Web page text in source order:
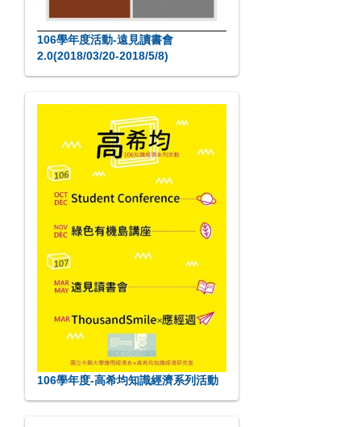
106學年度活動-遠見讀書會
2.0(2018/03/20-2018/5/8)
106學年度-高希均知識經濟系列活動